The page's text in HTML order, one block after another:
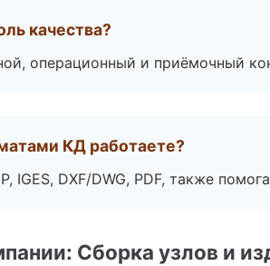
качества?
операционный и приёмочный
КД работаете?
IGES, DXF/DWG, PDF, также
Сборка узлов и